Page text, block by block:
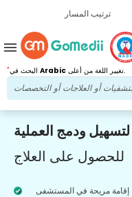
ترتيب المسار
* Arabic تغيير اللغة من أعلى.
menu
لتسهيل ودمج العملية
للحصول على العلاج
إقامة مريحة في المستشفى